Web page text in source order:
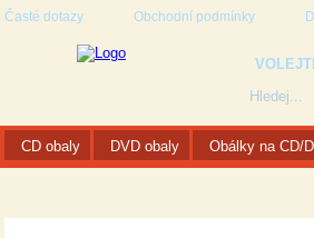
Časté dotazy Obchodní podmínky
CD obaly DVD obaly Obálky na CD/